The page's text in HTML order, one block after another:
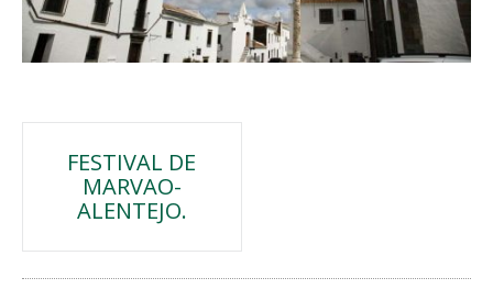
Navegación
entradas
FESTIVAL DE
MARVAO-
ALENTEJO.